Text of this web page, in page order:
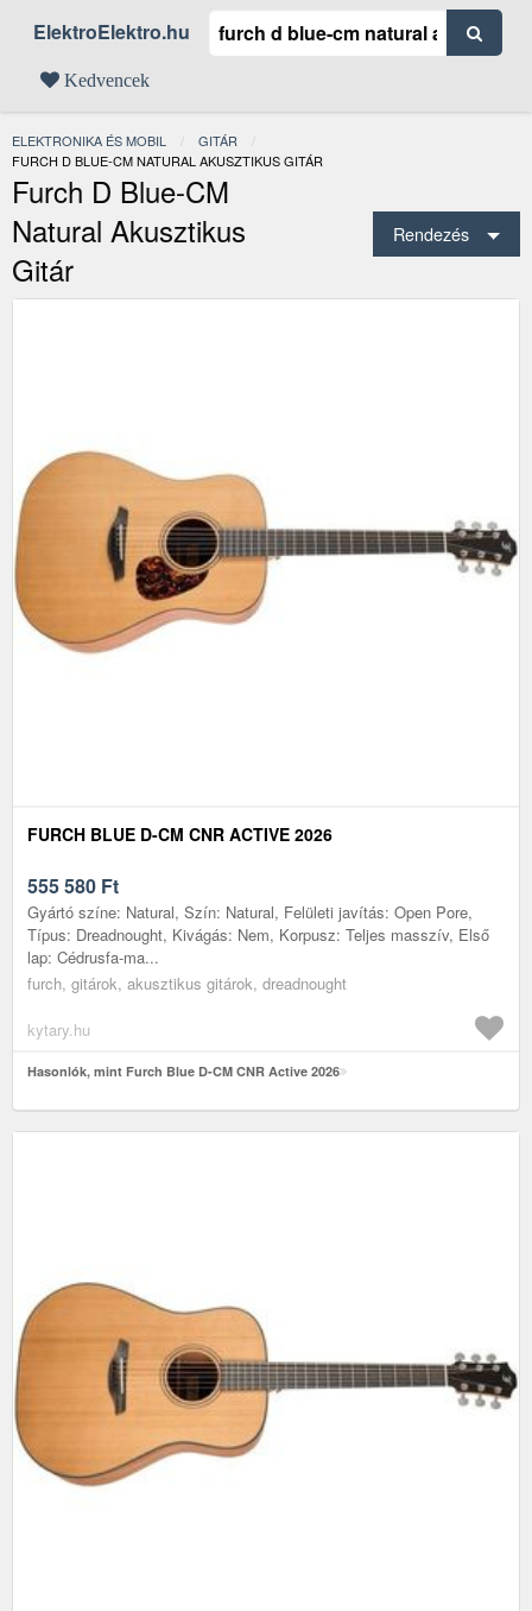
ElektroElektro.hu
Kedvencek
ELEKTRONIKA ÉS MOBIL
GITÁR
JELENLEGI:
FURCH D BLUE-CM NATURAL AKUSZTIKUS GITÁR
Furch D Blue-CM
Natural Akusztikus
Gitár
Rendezés
FURCH BLUE D-CM CNR ACTIVE 2026
555 580 Ft
Gyártó színe: Natural, Szín: Natural, Felületi javítás: Open Pore,
Típus: Dreadnought, Kivágás: Nem, Korpusz: Teljes masszív, Első
lap: Cédrusfa-ma...
furch, gitárok, akusztikus gitárok, dreadnought
kytary.hu
Hasonlók, mint Furch Blue D-CM CNR Active 2026